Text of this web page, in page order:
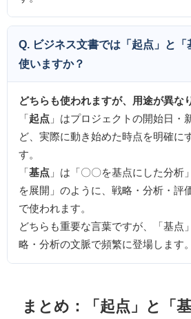
Q. ビジネス文書では「起点」と「
使いますか？
どちらも使われますが、用途が異な
「 起点 」はプロジェクトの開始日・
ど、実際に動き始めた時点を明確に
す。
「 基点 」は「〇〇を基点にした分析
を展開」のように、戦略・分析・評
で使われます。
どちらも重要な言葉ですが、「基点
略・分析の文脈で頻繁に登場します。
まとめ：「起点」と「